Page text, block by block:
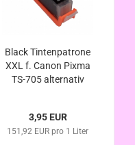
Black Tintenpatrone
XXL f. Canon Pixma
TS-705 alternativ
3,95 EUR
151,92 EUR pro 1 Liter